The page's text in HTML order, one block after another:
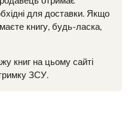
для доставки. Якщо
книгу, будь-ласка,
книг на цьому сайті
ЗСУ.